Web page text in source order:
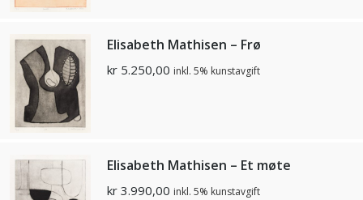
Elisabeth Mathisen – Frø
kr 5.250,00 inkl. 5% kunstavgift
Elisabeth Mathisen – Et møte
kr 3.990,00 inkl. 5% kunstavgift